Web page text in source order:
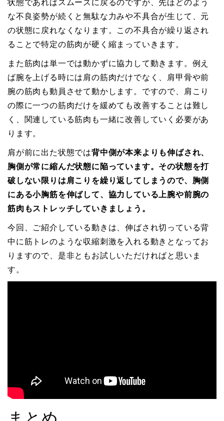
な不良姿勢が続くと無駄な力みや不具合が生じて、元
の状態に戻れなくなります。この不具合が繰り返され
ることで特定の筋肉が硬く縮まっていきます。
また筋肉は単一では動かずに協力して動きます。例え
ば腕を上げる時には肩の筋肉だけでなく、肩甲骨や前
腕の筋肉も動員させて動かします。ですので、肩こり
の際に一つの筋肉だけを緩めても改善することは難し
く、関連している筋肉も一緒に改善していく必要があ
ります。
肩が前に出た状態では背中側が本来よりも伸ばされ、
胸側が常に縮んだ状態に陥っています。その状態を打
破しない限りは肩こりを繰り返してしまうので、胸側
にある小胸筋を伸ばして、協力している上腕や前腕の
筋肉もストレッチしていきましょう。
今回、ご紹介している動きは、伸ばされ切っている背
中に筋トレのような収縮刺激を入れる動きとなってお
りますので、是非ともお試しいただければと思いま
す。
まとめ